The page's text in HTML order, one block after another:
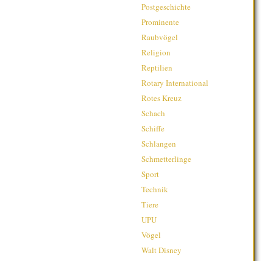
Postgeschichte
Prominente
Raubvögel
Religion
Reptilien
Rotary International
Rotes Kreuz
Schach
Schiffe
Schlangen
Schmetterlinge
Sport
Technik
Tiere
UPU
Vögel
Walt Disney